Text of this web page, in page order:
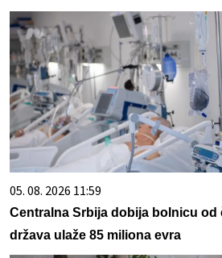
05. 08. 2026 11:59
Centralna Srbija dobija bolnicu od
država ulaže 85 miliona evra